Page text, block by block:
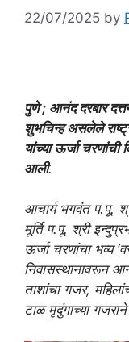
22/07/2025 by
पुणे ; आनंद दरबार
शुभचिन्ह असलेले
यांच्या ऊर्जा
आली.
आचार्य भगवंत प.पू.
मूर्ति प.पू. श्री
ऊर्जा चरणांचा भव्य
निवासस्थानावरून
ताशांचा गजर,
टाळ मृदुंगाच्या